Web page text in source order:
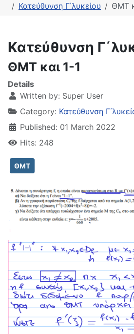
Κατεύθυνση Γ΄λυκείου
ΘΜΤ
Κατεύθυνση
ΘΜΤ και 1-1
Details
Written by: Super User
Category: Κατεύθυνση
Published: 01 March 2022
Hits: 248
ΘΜΤ